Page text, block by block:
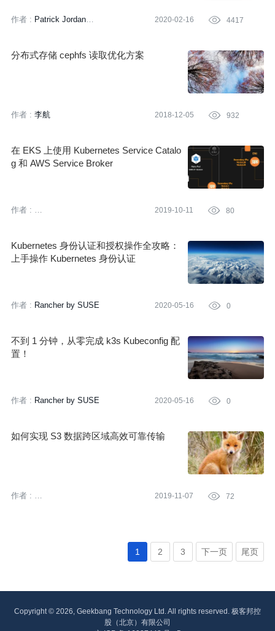
作者 : Patrick Jordan
2020-02-16  4417
分布式存储 cephfs 读取优化方案
作者 : 李航 2018-12-05  932
在 EKS 上使用 Kubernetes Service Catalo
g 和 AWS Service Broker
作者 :
2019-10-11  80
Kubernetes 身份认证和授权操作全攻略：
上手操作 Kubernetes 身份认证
作者 : Rancher by SUSE 2020-05-16  0
不到 1 分钟，从零完成 k3s Kubeconfig 配
置！
作者 : Rancher by SUSE 2020-05-16  0
如何实现 S3 数据跨区域高效可靠传输
作者 :
2019-11-07  72
1 2 3 下一页 尾页
Copyright © 2026, Geekbang Technology Ltd. All rights reserved. 极客邦控
股（北京）有限公司